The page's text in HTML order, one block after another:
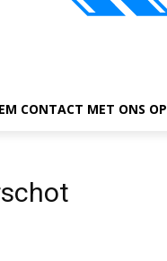
CONTACT MET ONS OP